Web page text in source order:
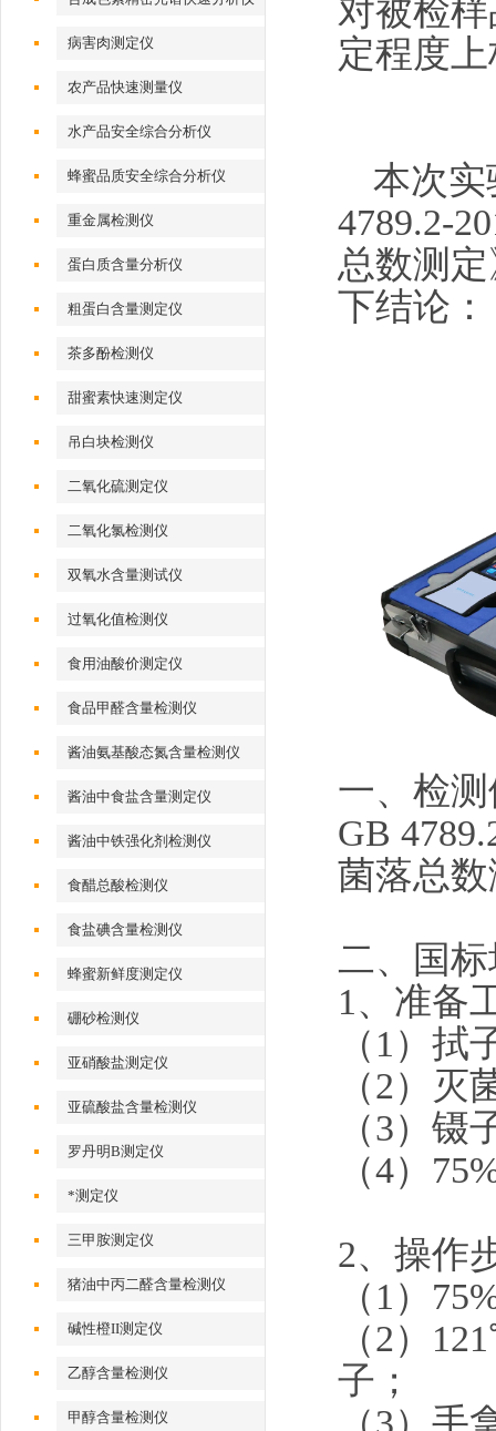
病害肉测定仪
农产品快速测量仪
水产品安全综合分析仪
蜂蜜品质安全综合分析仪
重金属检测仪
蛋白质含量分析仪
粗蛋白含量测定仪
茶多酚检测仪
甜蜜素快速测定仪
吊白块检测仪
二氧化硫测定仪
二氧化氯检测仪
双氧水含量测试仪
过氧化值检测仪
食用油酸价测定仪
食品甲醛含量检测仪
酱油氨基酸态氮含量检测仪
酱油中食盐含量测定仪
酱油中铁强化剂检测仪
食醋总酸检测仪
食盐碘含量检测仪
蜂蜜新鲜度测定仪
硼砂检测仪
亚硝酸盐测定仪
亚硫酸盐含量检测仪
罗丹明B测定仪
*测定仪
三甲胺测定仪
猪油中丙二醛含量检测仪
碱性橙II测定仪
乙醇含量检测仪
甲醇含量检测仪
对被检
定程度
本次
4789.2-
总数测
下结论：
一、检
GB
菌落总
二、国
1、准备
（ 1）拭
（2）
灭
（3）镊
（4）
2、 操作
（ 1）
（2）
子；
（3）手